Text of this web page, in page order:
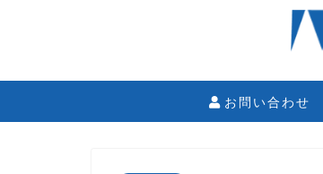
お問い合わせ